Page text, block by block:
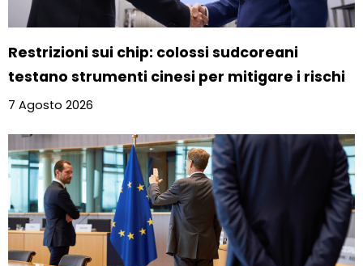
Restrizioni sui chip: colossi sudcoreani
testano strumenti cinesi per mitigare i rischi
7 Agosto 2026